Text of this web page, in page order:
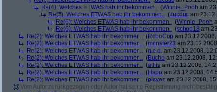
Re(4): Welches ETWAS hab ihr bekommen.. (Winnie_Pooh am
Re(5): Welches ETWAS hab ihr bekommen.. (ducduc am
Re(6): Welches ETWAS hab ihr bekommen.. (Winnie_Pooh
Re(6): Welches ETWAS hab ihr bekommen.. (schop18 am
Re(2): Welches ETWAS hab ihr bekommen.. (RoboCop am
Re(2): Welches ETWAS hab ihr bekommen.. (monster23 am
Re(2): Welches ETWAS hab ihr bekommen.. (q.e.d. am 23.12.2008,
Re(2): Welches ETWAS hab ihr bekommen.. (Bucho am 23.12.2008,
Re(2): Welches ETWAS hab ihr bekommen.. (athis am 23.12.2008,
Re(2): Welches ETWAS hab ihr bekommen.. (Hapo am 23.12.2008,
Re(2): Welches ETWAS hab ihr bekommen.. (playaz am 23.12.2008,
Vom Autor zurückgezogen oder Autor hat seine Registrierung nicht